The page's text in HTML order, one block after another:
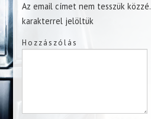
Az email címet nem tesszük közzé.
karakterrel jelöltük
Hozzászólás